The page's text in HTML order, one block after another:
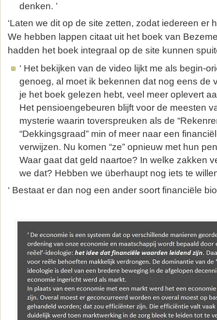
denken. ’
‘Laten we dit op de site zetten, zodat iedereen er
We hebben lappen citaat uit het boek van
hadden het boek integraal op de site kunnen
‘ Het bekijken van de video lijkt me als begin-
genoeg, al moet ik bekennen dat nog eens de
je het boek gelezen hebt, veel meer oplevert
Het pensioengebeuren blijft voor de meesten
mysterie waarin toverspreuken als de
“Dekkingsgraad” min of meer naar een
verwijzen. Nu komen “ze” opnieuw met hun
Waar gaat dat geld naartoe? In welke zakken
we dat? Hebben we überhaupt nog iets te
‘ Bestaat er dan nog een ander soort financiële